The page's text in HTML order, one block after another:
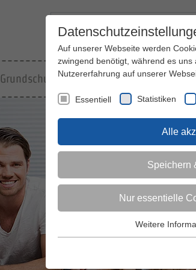
Grundschulkinder Jugendliche
Auf unserer Webseite werden
zwingend benötigt, während es
Nutzererfahrung auf unserer
Essentiell Statistiken
Alle
Speichern
Nur essentielle
Essentielle Cookies werden für
Weitere